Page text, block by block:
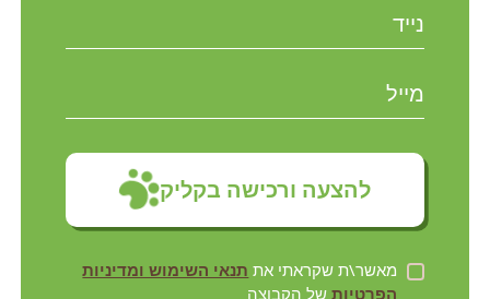
להצעה ורכישה בקליק
מאשר\ת שקראתי את תנאי השימוש ומדיניות
הפרטיותשל הקבוצה